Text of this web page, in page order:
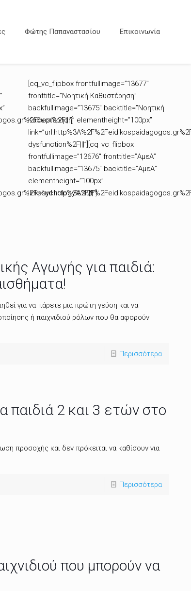
Φώτης Παπαναστασίου Επικοινωνία
[cq_vc_flipbox frontfullimage=”13677″
fronttitle=”Νοητική Καθυστέρηση”
backfullimage=”13675″ backtitle=”Νοητική
Καθυστέρηση” elementheight=”100px”
dysfunction%2F|||”][cq_vc_flipbox
frontfullimage=”13676″ fronttitle=”ΑμεΑ”
backfullimage=”13675″ backtitle=”ΑμεΑ”
elementheight=”100px”
Αγωγής για παιδιά:
για να πάρετε μια πρώτη γεύση και να
ή παιχνιδιού ρόλων που θα αφορούν
Περισσότερα
παιδιά 2 και 3 ετών στο
προσοχής και δεν πρόκειται να καθίσουν για
Περισσότερα
που μπορούν να